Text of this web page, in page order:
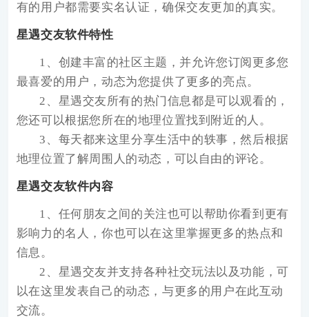
有的用户都需要实名认证，确保交友更加的真实。
星遇交友软件特性
1、创建丰富的社区主题，并允许您订阅更多您
最喜爱的用户，动态为您提供了更多的亮点。
2、星遇交友所有的热门信息都是可以观看的，
您还可以根据您所在的地理位置找到附近的人。
3、每天都来这里分享生活中的轶事，然后根据
地理位置了解周围人的动态，可以自由的评论。
星遇交友软件内容
1、任何朋友之间的关注也可以帮助你看到更有
影响力的名人，你也可以在这里掌握更多的热点和
信息。
2、星遇交友并支持各种社交玩法以及功能，可
以在这里发表自己的动态，与更多的用户在此互动
交流。